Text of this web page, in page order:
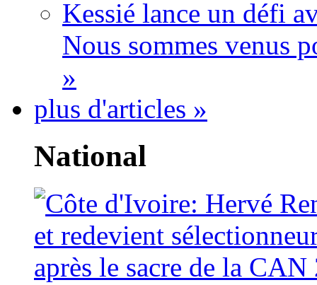
Kessié lance un défi
Nous sommes venus
»
plus d'articles »
National